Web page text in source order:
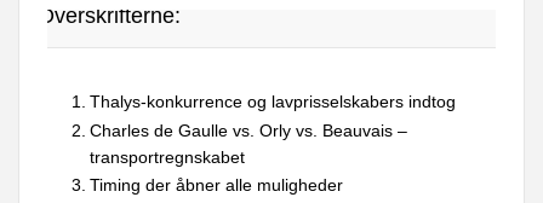
Overskrifterne:
Thalys-konkurrence og lavprisselskabers indtog
Charles de Gaulle vs. Orly vs. Beauvais –
transportregnskabet
Timing der åbner alle muligheder